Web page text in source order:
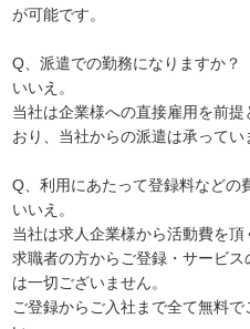
が可能です。
Q、派遣での勤務になりますか？
いいえ。
当社は企業様への直接雇用を前
おり、当社からの派遣は承ってい
Q、利用にあたって登録料などの
いいえ。
当社は求人企業様から活動費を頂
求職者の方からご登録・サービ
は一切ございません。
ご登録からご入社まで全て無料